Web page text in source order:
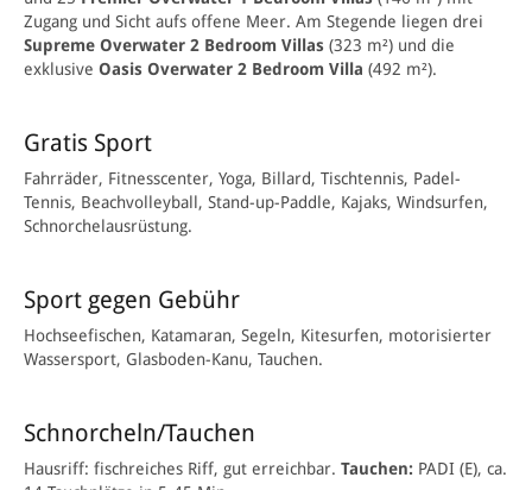
Zugang und Sicht aufs offene Meer. Am Stegende liegen drei
Supreme Overwater 2 Bedroom Villas (323 m²) und die
exklusive Oasis Overwater 2 Bedroom Villa (492 m²).
Gratis Sport
Fahrräder, Fitnesscenter, Yoga, Billard, Tischtennis, Padel-
Tennis, Beachvolleyball, Stand-up-Paddle, Kajaks, Windsurfen,
Schnorchelausrüstung.
Sport gegen Gebühr
Hochseefischen, Katamaran, Segeln, Kitesurfen, motorisierter
Wassersport, Glasboden-Kanu, Tauchen.
Schnorcheln/Tauchen
Hausriff: fischreiches Riff, gut erreichbar. Tauchen: PADI (E), ca.